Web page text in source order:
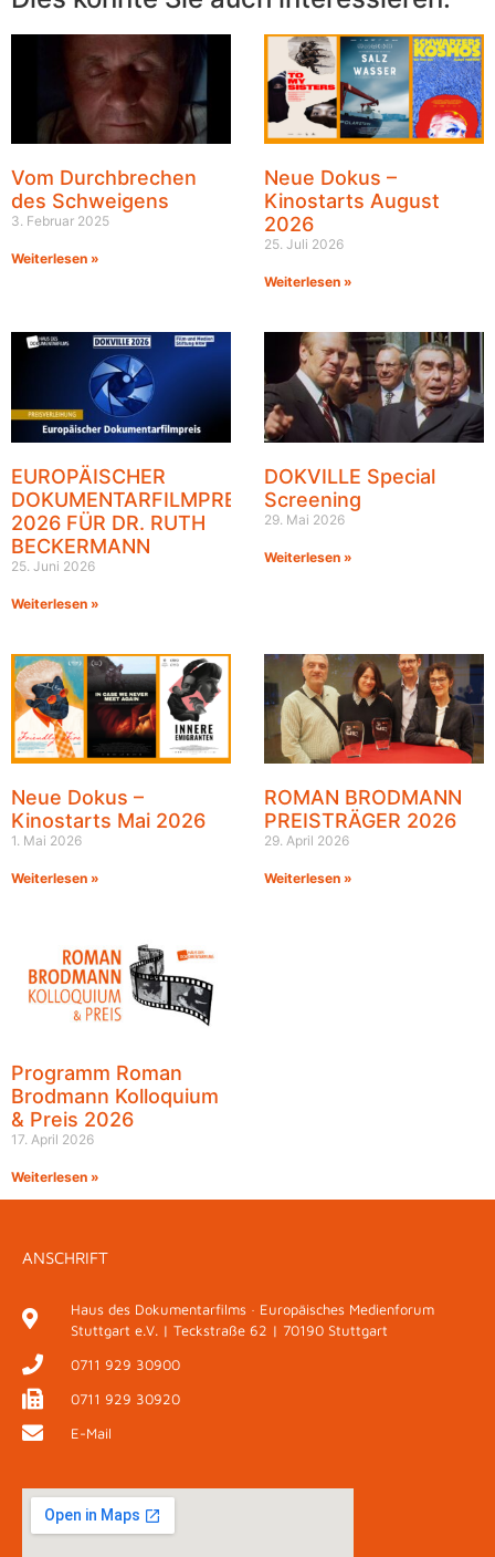
Vom Durchbrechen
des Schweigens
3. Februar 2025
Weiterlesen »
Neue Dokus –
Kinostarts August
2026
25. Juli 2026
Weiterlesen »
EUROPÄISCHER
DOKUMENTARFILMPREIS
2026 FÜR DR. RUTH
BECKERMANN
25. Juni 2026
Weiterlesen »
DOKVILLE Special
Screening
29. Mai 2026
Weiterlesen »
Neue Dokus –
Kinostarts Mai 2026
1. Mai 2026
Weiterlesen »
ROMAN BRODMANN
PREISTRÄGER 2026
29. April 2026
Weiterlesen »
Programm Roman
Brodmann Kolloquium
& Preis 2026
17. April 2026
Weiterlesen »
ANSCHRIFT
Haus des Dokumentarfilms · Europäisches Medienforum
Stuttgart e.V. | Teckstraße 62 | 70190 Stuttgart
0711 929 30900
0711 929 30920
E-Mail